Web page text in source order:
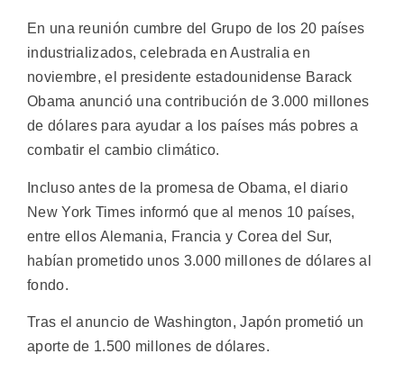
En una reunión cumbre del Grupo de los 20 países
industrializados, celebrada en Australia en
noviembre, el presidente estadounidense Barack
Obama anunció una contribución de 3.000 millones
de dólares para ayudar a los países más pobres a
combatir el cambio climático.
Incluso antes de la promesa de Obama, el diario
New York Times informó que al menos 10 países,
entre ellos Alemania, Francia y Corea del Sur,
habían prometido unos 3.000 millones de dólares al
fondo.
Tras el anuncio de Washington, Japón prometió un
aporte de 1.500 millones de dólares.